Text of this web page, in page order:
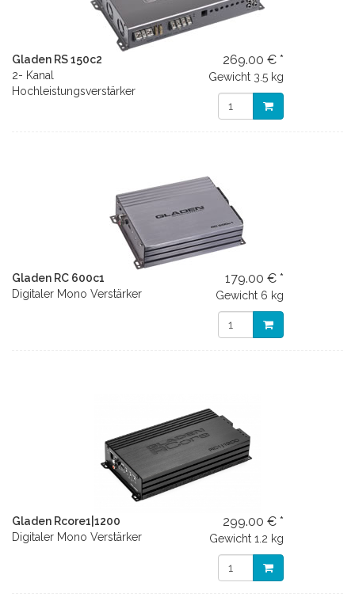
Gladen RS 150c2
2- Kanal
Hochleistungsverstärker
269.00 € *
Gewicht 3.5 kg
Gladen RC 600c1
Digitaler Mono Verstärker
179.00 € *
Gewicht 6 kg
Gladen Rcore1|1200
Digitaler Mono Verstärker
299.00 € *
Gewicht 1.2 kg